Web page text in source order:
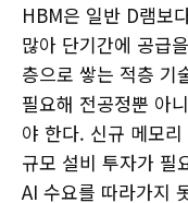
HBM은 일반 D램보
많아 단기간에 공급
층으로 쌓는 적층 기
필요해 전공정뿐 아
야 한다. 신규 메모
규모 설비 투자가 필
AI 수요를 따라가지